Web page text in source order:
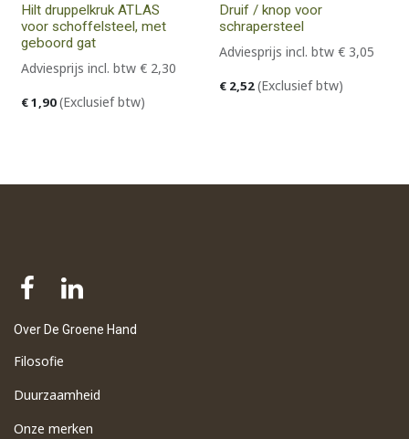
Hilt druppelkruk ATLAS
voor schoffelsteel, met
geboord gat
€1,90(Exclusief btw)
Adviesprijs incl. btw € 2,30
Druif / knop voor
schrapersteel
€ 2,52(Exclusief btw)
Adviesprijs incl. btw € 3,05
Over De Groene Hand
Filosofie
Duurzaamheid
Onze merken